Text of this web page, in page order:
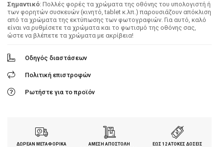
Σημαντικό: Πολλές φορές τα χρώματα της οθόνης του υπολογιστή ή
των φορητών συσκευών (κινητό, tablet κ.λπ.) παρουσιάζουν απόκλιση
από τα χρώματα της εκτύπωσης των φωτογραφιών. Για αυτό, καλό
είναι να ρυθμίσετε τα χρώματα και το φωτισμό της οθόνης σας,
ώστε να βλέπετε τα χρώματα με ακρίβεια!
Οδηγός διαστάσεων
Πολιτική επιστροφών
Ρωτήστε για το προϊόν
ΔΩΡΕΑΝ ΜΕΤΑΦΟΡΙΚΑ
ΑΜΕΣΗ ΑΠΟΣΤΟΛΗ
ΕΩΣ 12 ΑΤΟΚΕΣ ΔΟΣΕΙΣ